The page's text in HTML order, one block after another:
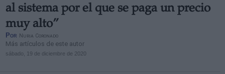
al sistema por el que se paga un precio
muy alto”
Por Nuria Coronado
Más artículos de este autor
sábado, 19 de diciembre de 2020